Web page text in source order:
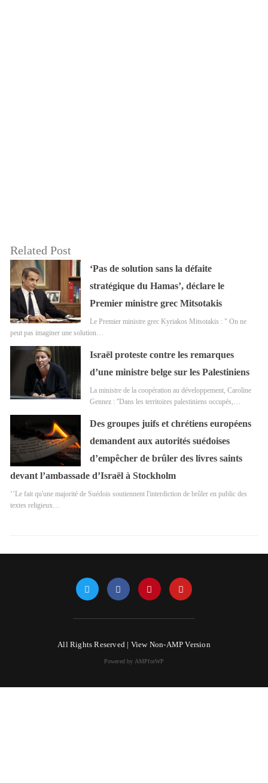
Related Post
‘Pas de solution sans la défaite
stratégique du Hamas’, déclare le
Premier ministre grec Mitsotakis
Le Premier ministre grec Kyriakos Mitsotakis : " On ne
peut pas imaginer une solution…
Israël proteste contre les remarques
d’une ministre belge sur les Palestiniens
La ministre de la coopération au développement, Caroline
Gennez : ''Dans les territoires palestiniens occupés,…
Des groupes juifs et chrétiens européens
demandent aux autorités suédoises
d’empêcher de brûler des livres saints
devant l’ambassade d’Israël à Stockholm
‘’Le fait qu'une majorité de Suédois soutiennent l'interdiction de brûler en public des
textes religieux…
All Rights Reserved | View Non-AMP Version
Powered by AMPforWP